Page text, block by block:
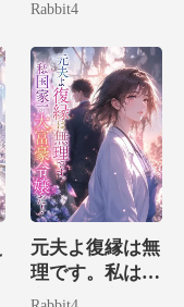
Rabbit4
元夫よ復縁は無
理です。私は国
家一の大富豪令